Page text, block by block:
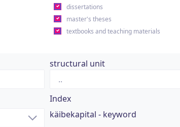
dissertations
master's theses
textbooks and teaching materials
structural unit
Index
käibekapital - keyword